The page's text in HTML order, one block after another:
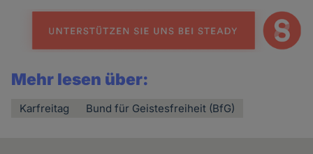
Mehr lesen über:
Karfreitag Bund für Geistesfreiheit (BfG)